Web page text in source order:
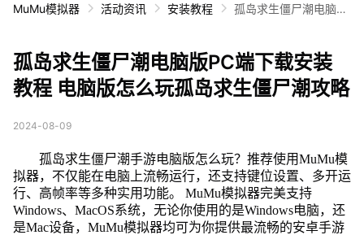
MuMu模拟器 活动资讯 安装教程
孤岛求生僵尸潮电脑版
尸潮攻略
孤岛求生僵尸潮电脑版PC端下载安装
教程 电脑版怎么玩孤岛求生僵尸潮攻略
2024-08-09
孤岛求生僵尸潮手游电脑版怎么玩？推荐使用MuMu模
拟器，不仅能在电脑上流畅运行，还支持键位设置、多开运
行、高帧率等多种实用功能。 MuMu模拟器完美支持
Windows、MacOS系统，无论你使用的是Windows电脑，还
是Mac设备，MuMu模拟器均可为你提供最流畅的安卓手游